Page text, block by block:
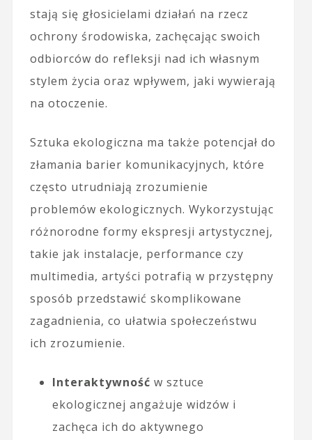
stają się głosicielami działań na rzecz
ochrony środowiska, zachęcając swoich
odbiorców do refleksji nad ich własnym
stylem życia oraz wpływem, jaki wywierają
na otoczenie.
Sztuka ekologiczna ma także potencjał do
złamania barier komunikacyjnych, które
często utrudniają zrozumienie
problemów ekologicznych. Wykorzystując
różnorodne formy ekspresji artystycznej,
takie jak instalacje, performance czy
multimedia, artyści potrafią w przystępny
sposób przedstawić skomplikowane
zagadnienia, co ułatwia społeczeństwu
ich zrozumienie.
Interaktywność w sztuce
ekologicznej angażuje widzów i
zachęca ich do aktywnego